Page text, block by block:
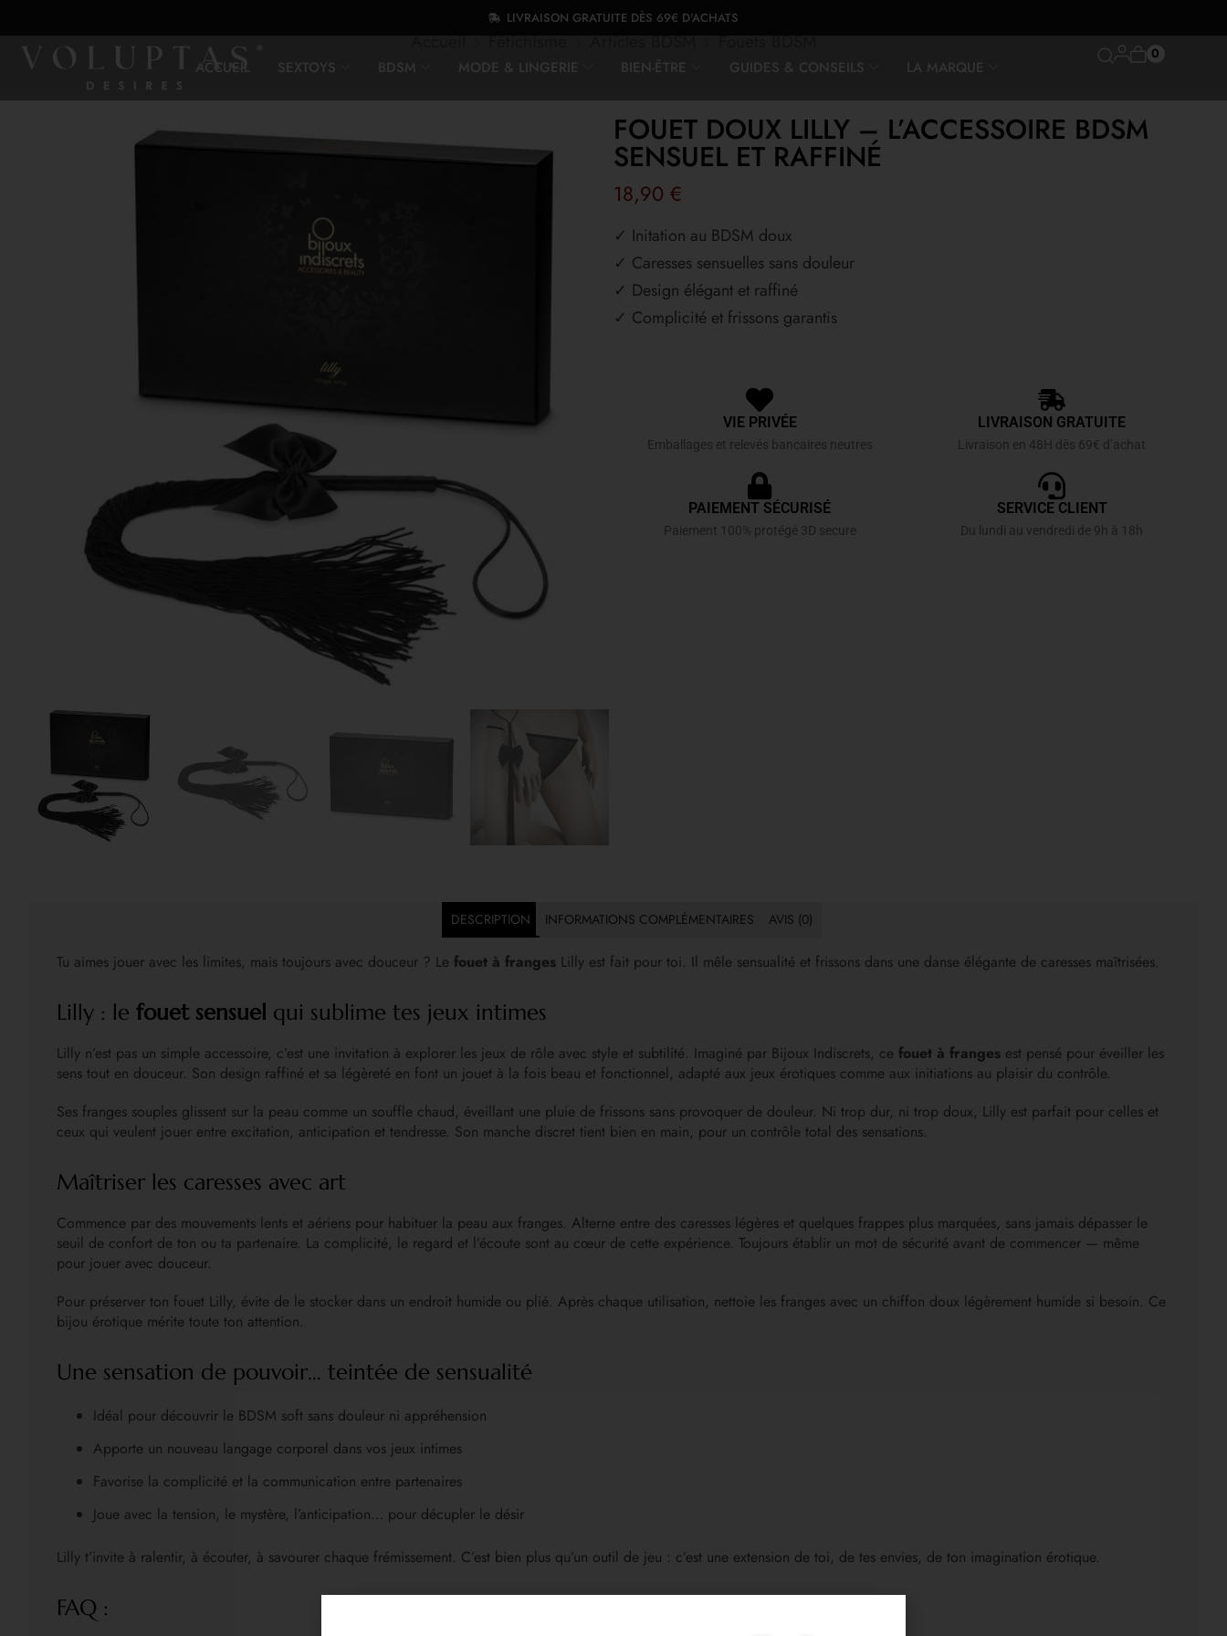
LIVRAISON GRATUITE DÈS 69€ D'ACHATS
ACCUEIL SEXTOYS BDSM MODE & LINGERIE BIEN-ÊTRE GUIDES & CONSEILS LA MARQUE
0
FOUET DOUX LILLY – L’ACCESSOIRE BDSM
SENSUEL ET RAFFINÉ
18,90 €
✓ Initation au BDSM doux
✓ Caresses sensuelles sans douleur
✓ Design élégant et raffiné
✓ Complicité et frissons garantis
VIE PRIVÉE
Emballages et relevés bancaires neutres
LIVRAISON GRATUITE
Livraison en 48H dès 69€ d’achat
PAIEMENT SÉCURISÉ
Paiement 100% protégé 3D secure
SERVICE CLIENT
Du lundi au vendredi de 9h à 18h
DESCRIPTION INFORMATIONS COMPLÉMENTAIRES AVIS (0)
Tu aimes jouer avec les limites, mais toujours avec douceur ? Le fouet à franges Lilly est fait pour toi. Il mêle sensualité et frissons dans une danse élégante de caresses maîtrisées.
Lilly : le fouet sensuel qui sublime tes jeux intimes
Lilly n’est pas un simple accessoire, c’est une invitation à explorer les jeux de rôle avec style et subtilité. Imaginé par Bijoux Indiscrets, ce fouet à franges est pensé pour éveiller les
sens tout en douceur. Son design raffiné et sa légèreté en font un jouet à la fois beau et fonctionnel, adapté aux jeux érotiques comme aux initiations au plaisir du contrôle.
Ses franges souples glissent sur la peau comme un souffle chaud, éveillant une pluie de frissons sans provoquer de douleur. Ni trop dur, ni trop doux, Lilly est parfait pour celles et
ceux qui veulent jouer entre excitation, anticipation et tendresse. Son manche discret tient bien en main, pour un contrôle total des sensations.
Maîtriser les caresses avec art
Commence par des mouvements lents et aériens pour habituer la peau aux franges. Alterne entre des caresses légères et quelques frappes plus marquées, sans jamais dépasser le
seuil de confort de ton ou ta partenaire. La complicité, le regard et l’écoute sont au cœur de cette expérience. Toujours établir un mot de sécurité avant de commencer — même
pour jouer avec douceur.
Pour préserver ton fouet Lilly, évite de le stocker dans un endroit humide ou plié. Après chaque utilisation, nettoie les franges avec un chiffon doux légèrement humide si besoin. Ce
bijou érotique mérite toute ton attention.
Une sensation de pouvoir… teintée de sensualité
Idéal pour découvrir le BDSM soft sans douleur ni appréhension
Apporte un nouveau langage corporel dans vos jeux intimes
Favorise la complicité et la communication entre partenaires
Joue avec la tension, le mystère, l’anticipation… pour décupler le désir
Lilly t’invite à ralentir, à écouter, à savourer chaque frémissement. C’est bien plus qu’un outil de jeu : c’est une extension de toi, de tes envies, de ton imagination érotique.
FAQ :